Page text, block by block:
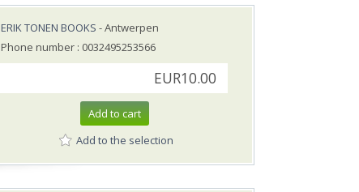
ERIK TONEN BOOKS - Antwerpen
Phone number : 0032495253566
EUR10.00
Add to cart
Add to the selection